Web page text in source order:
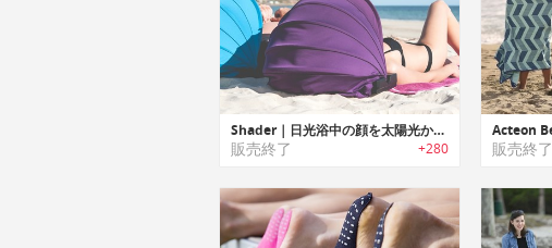
Shader｜日光浴中の顔を太陽光から保護するポータブルサンシェード「シェーダー」
販売終了 +280 販売終了